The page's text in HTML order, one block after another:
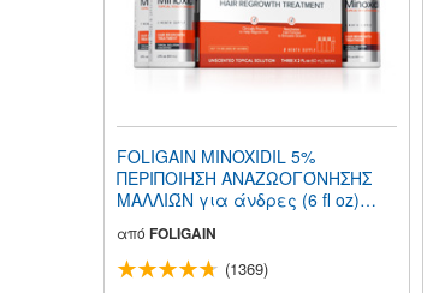
FOLIGAIN MINOXIDIL 5%
ΠΕΡΙΠΟΙΗΣΗ ΑΝΑΖΩΟΓΌΝΗΣΗΣ
ΜΑΛΛΙΏΝ για άνδρες (6 fl oz)
από FOLIGAIN
(1369)